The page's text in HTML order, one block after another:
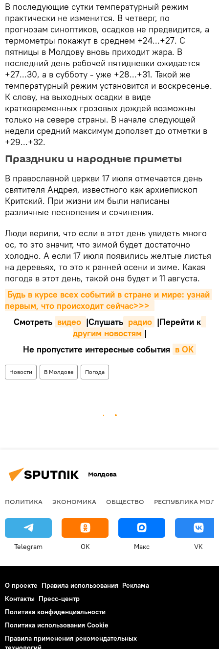
В последующие сутки температурный режим
практически не изменится. В четверг, по
прогнозам синоптиков, осадков не предвидится, а
термометры покажут в среднем +24...+27. С
пятницы в Молдову вновь приходит жара. В
последний день рабочей пятидневки ожидается
+27...30, а в субботу - уже +28...+31. Такой же
температурный режим установится и воскресенье.
К слову, на выходных осадки в виде
кратковременных грозовых дождей возможны
только на севере страны. В начале следующей
недели средний максимум доползет до отметки в
+29...+32.
Праздники и народные приметы
В православной церкви 17 июля отмечается день
святителя Андрея, известного как архиепископ
Критский. При жизни им были написаны
различные песнопения и сочинения.
Люди верили, что если в этот день увидеть много
ос, то это значит, что зимой будет достаточно
холодно. А если 17 июля появились желтые листья
на деревьях, то это к ранней осени и зиме. Какая
погода в этот день, такой она будет и 11 августа.
Будь в курсе всех событий в стране и мире: узнай
первым, что происходит сейчаc>>>
Смотреть видео |Cлушать радио |Перейти к
другим новостям |
Не пропустите интересные события в OK
Новости В Молдове Погода
Молдова
ПОЛИТИКА ЭКОНОМИКА ОБЩЕСТВО РЕСПУБЛИКА
Telegram OK Макс VK
О проекте Правила использования Реклама
Контакты Пресс-центр
Политика конфиденциальности
Политика использования Cookie
Правила применения рекомендательных